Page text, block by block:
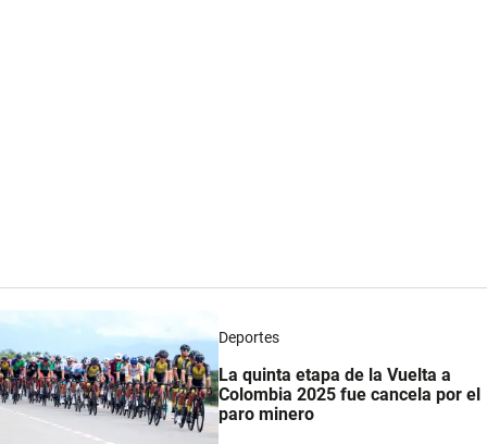
Deportes
La quinta etapa de la Vuelta a
Colombia 2025 fue cancela por el
paro minero